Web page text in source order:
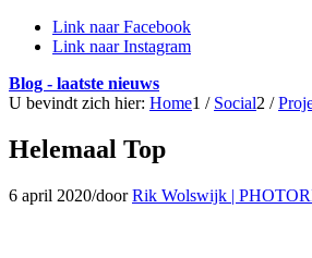
Link naar Facebook
Link naar Instagram
Blog - laatste nieuws
U bevindt zich hier: Home1 / Social2 /
Helemaal Top
6 april 2020/doorRik Wolswijk |